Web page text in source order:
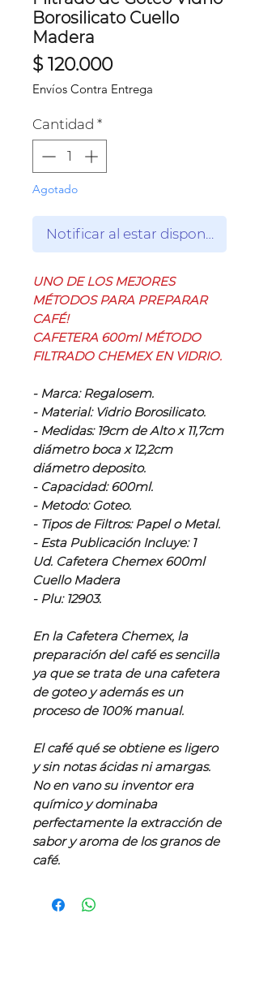
Borosilicato Cuello
Madera
$ 120.000Precio
Envíos Contra Entrega
Cantidad *
Agotado
Notificar al estar disponible
UNO DE LOS MEJORES
MÉTODOS PARA PREPARAR
CAFÉ!
CAFETERA 600ml MÉTODO
FILTRADO CHEMEX EN VIDRIO.
- Marca: Regalosem.
- Material: Vidrio Borosilicato.
- Medidas: 19cm de Alto x 11,7cm
diámetro boca x 12,2cm
diámetro deposito.
- Capacidad: 600ml.
- Metodo: Goteo.
- Tipos de Filtros: Papel o Metal.
- Esta Publicación Incluye: 1
Ud. Cafetera Chemex 600ml
Cuello Madera
- Plu: 12903.
En la Cafetera Chemex, la
preparación del café es sencilla
ya que se trata de una cafetera
de goteo y además es un
proceso de 100% manual.
El café qué se obtiene es ligero
y sin notas ácidas ni amargas.
No en vano su inventor era
químico y dominaba
perfectamente la extracción de
sabor y aroma de los granos de
café.